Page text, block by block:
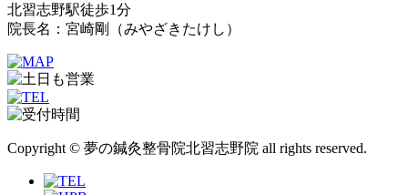
北習志野駅徒歩1分
院長名：宮崎剛（みやざきたけし）
Copyright © 夢の鍼灸整骨院北習志野院 all rights reserved.